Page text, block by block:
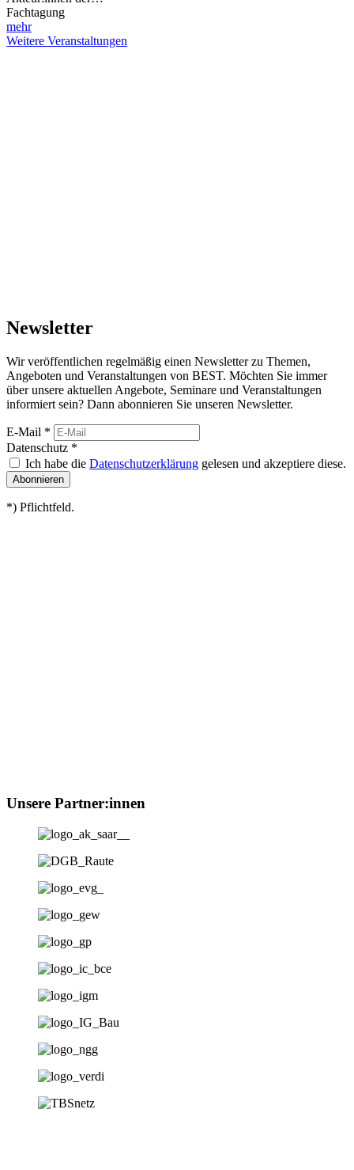
Fachtagung
mehr
Weitere Veranstaltungen
Newsletter
Wir veröffentlichen regelmäßig einen Newsletter zu Themen,
Angeboten und Veranstaltungen von BEST. Möchten Sie immer
über unsere aktuellen Angebote, Seminare und Veranstaltungen
informiert sein? Dann abonnieren Sie unseren Newsletter.
E-Mail *
Datenschutz *
Ich habe die Datenschutzerklärung gelesen und akzeptiere diese.
*) Pflichtfeld.
Unsere Partner:innen